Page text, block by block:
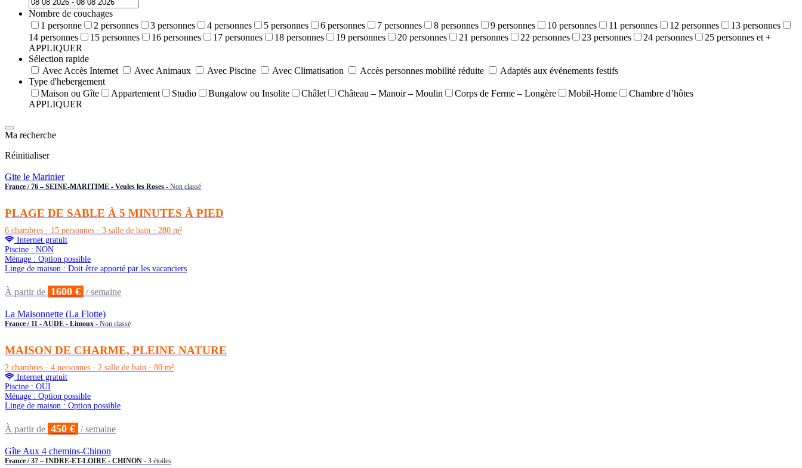
Nombre de couchages
1 personne
2 personnes 3 personnes 4 personnes 5 personnes 6 personnes 7 personnes 8 personnes 9 personnes 10 personnes 11 personnes 12 personnes
13 personnes
14 personnes
15 personnes 16 personnes 17 personnes 18 personnes 19 personnes 20 personnes 21 personnes 22 personnes 23 personnes 24 personnes
25 personnes et +
APPLIQUER
Sélection rapide
Avec Accès Internet
Avec Animaux Avec Piscine Avec Climatisation Accès personnes mobilité réduite
Adaptés aux événements festifs
Type d'hebergement
Maison ou Gîte
Appartement Studio Bungalow ou Insolite Châlet Château – Manoir – Moulin Corps de Ferme – Longère Mobil-Home
Chambre d’hôtes
APPLIQUER
Ma recherche
Réinitialiser
Gite le Marinier
France / 76 – SEINE-MARITIME - Veules les Roses - Non classé
PLAGE DE SABLE À 5 MINUTES À PIED
6 chambres · 15 personnes · 3 salle de bain · 280 m²
Internet gratuit
Piscine : NON
Ménage : Option possible
Linge de maison : Doit être apporté par les vacanciers
À partir de 1600 € / semaine
La Maisonnette (La Flotte)
France / 11 - AUDE - Limoux - Non classé
MAISON DE CHARME, PLEINE NATURE
2 chambres · 4 personnes · 2 salle de bain · 80 m²
Internet gratuit
Piscine : OUI
Ménage : Option possible
Linge de maison : Option possible
À partir de 450 € / semaine
Gîte Aux 4 chemins-Chinon
France / 37 – INDRE-ET-LOIRE - CHINON - 3 étoiles